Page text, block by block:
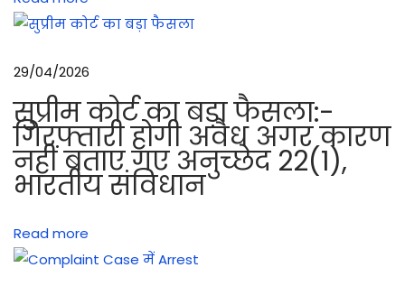
k
h
a
d
w
e
p
स
29/04/2026
सुप्रीम कोर्ट का बड़ा फैसला:-
गिरफ्तारी होगी अवैध अगर कारण
नहीं बताए गए अनुच्छेद 22(1),
भारतीय संविधान
Read more